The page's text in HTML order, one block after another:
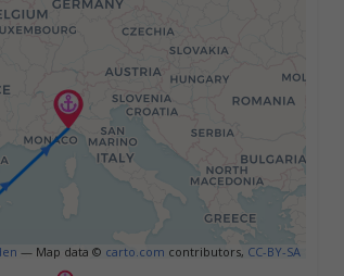
— Map data © carto.com contributors, CC-BY-SA